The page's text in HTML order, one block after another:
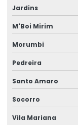
Empresa de
Empresa de
Empresa de
Empresa piso de
Jardins
M'Boi Mirim
Morumbi
Pedreira
Santo Amaro
Socorro
Vila Mariana